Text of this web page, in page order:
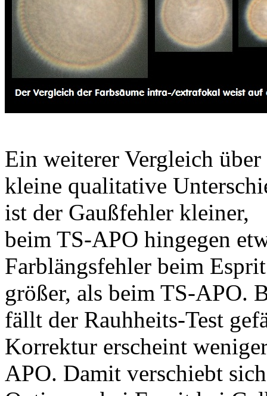
Ein weiterer Vergleich
kleine qualitative
ist der Gaußfehler kleiner,
beim TS-APO hingegen
Farblängsfehler beim
größer, als beim TS-APO.
fällt der Rauhheits-Test
Korrektur erscheint
APO. Damit verschiebt